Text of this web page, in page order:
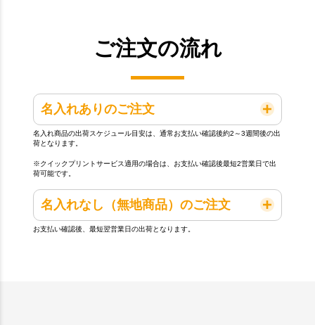
ご注文の流れ
名入れありのご注文
名入れ商品の出荷スケジュール目安は、通常お支払い確認後約2～3週間後の出
荷となります。
※クイックプリントサービス適用の場合は、お支払い確認後最短2営業日で出
荷可能です。
名入れなし（無地商品）のご注文
お支払い確認後、最短翌営業日の出荷となります。